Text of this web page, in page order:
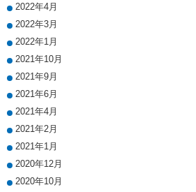
2022年4月
2022年3月
2022年1月
2021年10月
2021年9月
2021年6月
2021年4月
2021年2月
2021年1月
2020年12月
2020年10月